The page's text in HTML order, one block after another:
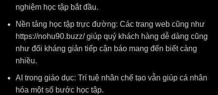
nghiệm học tập bắt đầu.
Nền tảng học tập trực đường: Các trang web cũng như
https://nohu90.buzz/ giúp quý khách hàng dễ dàng cũng
như đối kháng giản tiếp cận báo mang đến biết càng
nhiều.
AI trong giáo dục: Trí tuệ nhân chế tạo vẫn giúp cá nhân
hóa một số bước học tập.